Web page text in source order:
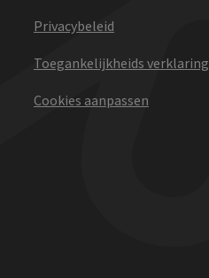
Privacybeleid
Toegankelijkheids verklaring
Cookies aanpassen